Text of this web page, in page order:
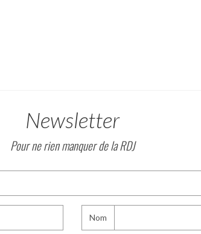
Newsletter
Pour ne rien manquer de la RDJ
Nom